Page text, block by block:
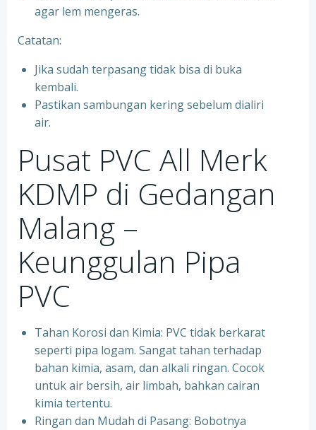
agar lem mengeras.
Catatan:
Jika sudah terpasang tidak bisa di buka
kembali.
Pastikan sambungan kering sebelum dialiri
air.
Pusat PVC All Merk
KDMP di Gedangan
Malang –
Keunggulan Pipa
PVC
Tahan Korosi dan Kimia: PVC tidak berkarat
seperti pipa logam. Sangat tahan terhadap
bahan kimia, asam, dan alkali ringan. Cocok
untuk air bersih, air limbah, bahkan cairan
kimia tertentu.
Ringan dan Mudah di Pasang: Bobotnya